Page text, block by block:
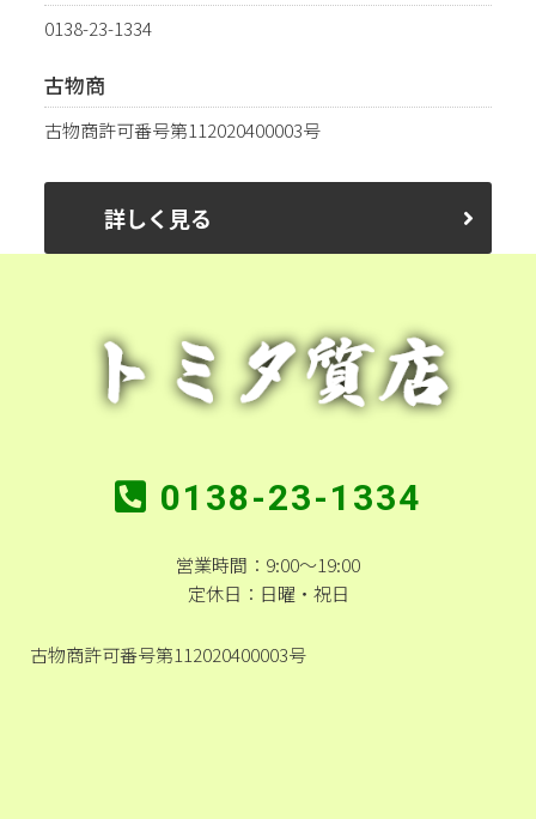
0138-23-1334
古物商
古物商許可番号第112020400003号
詳しく見る
0138-23-1334
営業時間：9:00～19:00
定休日：日曜・祝日
古物商許可番号第112020400003号